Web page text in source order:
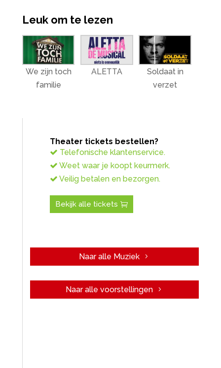
Leuk om te lezen
We zijn toch
familie
ALETTA
Soldaat in
verzet
Theater tickets bestellen?
Telefonische klantenservice.
Weet waar je koopt keurmerk.
Veilig betalen en bezorgen.
Bekijk alle tickets
Naar alle Muziek
Naar alle voorstellingen